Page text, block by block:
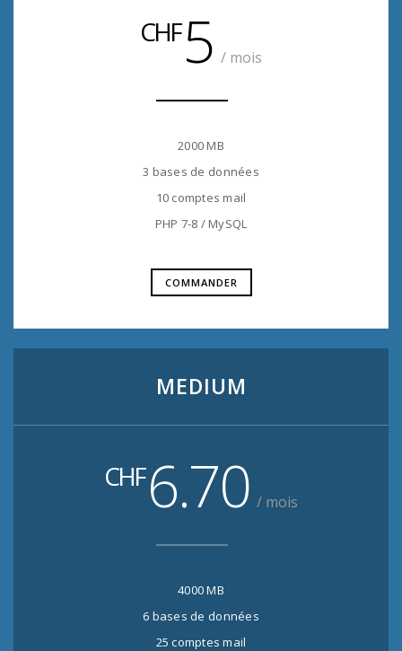
CHF5 / mois
2000 MB
3 bases de données
10 comptes mail
PHP 7-8 / MySQL
COMMANDER
MEDIUM
CHF6.70 / mois
4000 MB
6 bases de données
25 comptes mail